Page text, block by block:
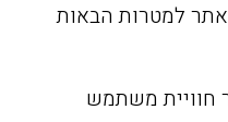
למטרות הבאות
חוויית משתמש